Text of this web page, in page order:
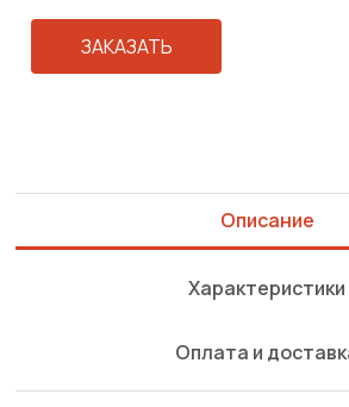
ЗАКАЗАТЬ
Описание
Характеристики
Оплата и